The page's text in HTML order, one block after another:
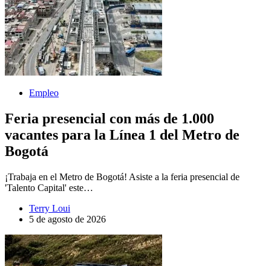
Empleo
Feria presencial con más de 1.000
vacantes para la Línea 1 del Metro de
Bogotá
¡Trabaja en el Metro de Bogotá! Asiste a la feria presencial de
'Talento Capital' este…
Terry Loui
5 de agosto de 2026